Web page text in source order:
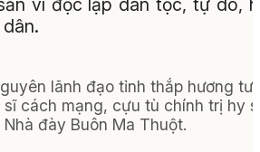
lãnh đạo tỉnh thắp hương
cách mạng, cựu tù chính trị hy
Nhà đày Buôn Ma Thuột.